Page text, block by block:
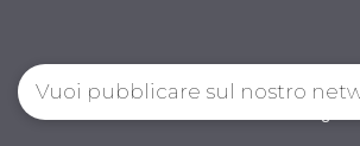
CalcioPro.com © 2026. All right
Vuoi pubblicare sul nostro